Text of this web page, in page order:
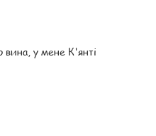
вина, у мене К'янті